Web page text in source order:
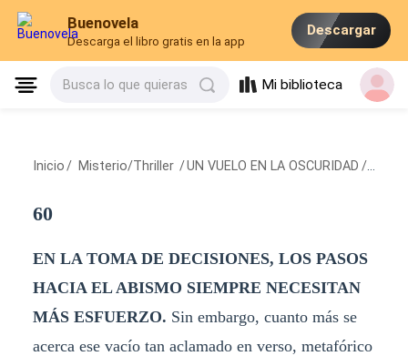
Buenovela
Descarga el libro gratis en la app
Descargar
Busca lo que quieras Mi biblioteca
Inicio / Misterio/Thriller /UN VUELO EN LA OSCURIDAD /
60
EN LA TOMA DE DECISIONES, LOS PASOS
HACIA EL ABISMO SIEMPRE NECESITAN
MÁS ESFUERZO. Sin embargo, cuanto más se
acerca ese vacío tan aclamado en verso, metafórico